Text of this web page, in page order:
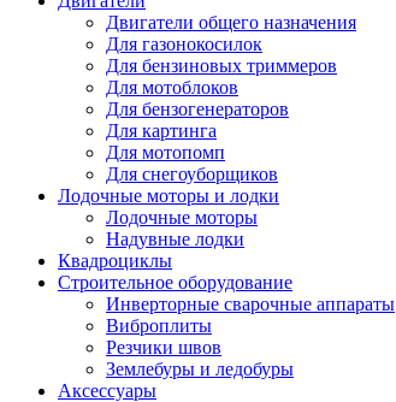
Двигатели общего назначения
Для газонокосилок
Для бензиновых триммеров
Для мотоблоков
Для бензогенераторов
Для картинга
Для мотопомп
Для снегоуборщиков
Лодочные моторы и лодки
Лодочные моторы
Надувные лодки
Квадроциклы
Строительное оборудование
Инверторные сварочные аппараты
Виброплиты
Резчики швов
Землебуры и ледобуры
Аксессуары